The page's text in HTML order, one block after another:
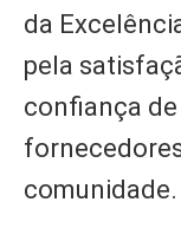
da
pela
confiança
comunidade.